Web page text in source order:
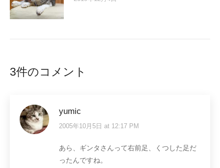
3件のコメント
yumic
says:
2005年10月5日 at 12:17 PM
あら、ギンタさんって右前足、くつした足だ
ったんですね。